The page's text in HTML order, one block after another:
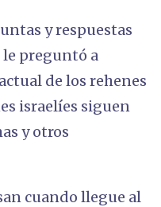
y respuestas
le preguntó a
de los rehenes
israelíes siguen
y otros
cuando llegue al